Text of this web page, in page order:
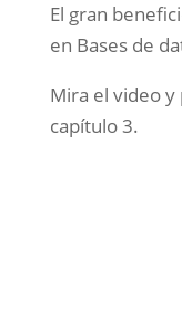
El gran
en Bases de
Mira el video y
capítulo 3.